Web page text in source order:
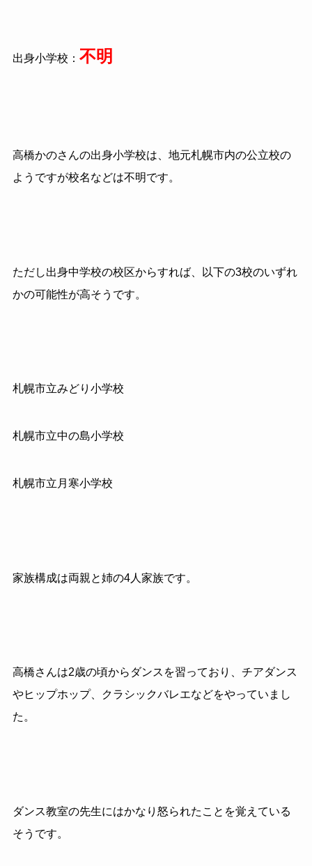
出身小学校： 不明
高橋かのさんの出身小学校は、地元札幌市内の公立校の
ようですが校名などは不明です。
ただし出身中学校の校区からすれば、以下の3校のいずれ
かの可能性が高そうです。
札幌市立みどり小学校
札幌市立中の島小学校
札幌市立月寒小学校
家族構成は両親と姉の4人家族です。
高橋さんは2歳の頃からダンスを習っており、チアダンス
やヒップホップ、クラシックバレエなどをやっていまし
た。
ダンス教室の先生にはかなり怒られたことを覚えている
そうです。